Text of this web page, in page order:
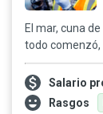
El mar, cuna
todo comenzó,
biólogos
estudio, son
Salario
Rasgos